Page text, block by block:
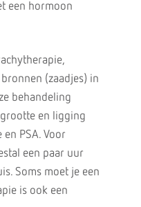
een hormoon
(zaadjes) in
behandeling
en ligging
PSA. Voor
een paar uur
Soms moet je een
is ook een